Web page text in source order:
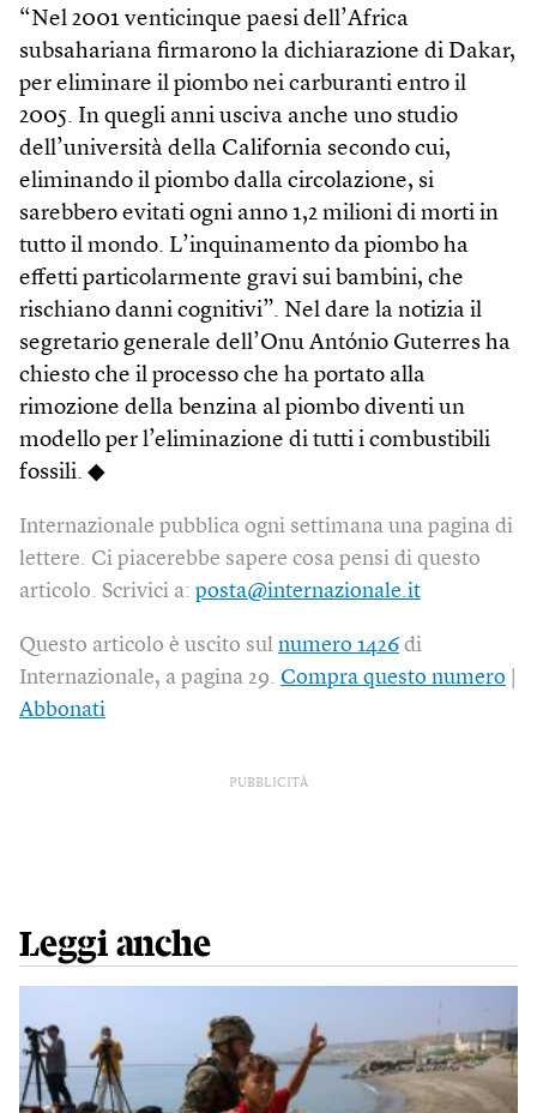
“Nel 2001 venticinque paesi dell’Africa
subsahariana firmarono la dichiarazione di Dakar,
per eliminare il piombo nei carburanti entro il
2005. In quegli anni usciva anche uno studio
dell’università della California secondo cui,
eliminando il piombo dalla circolazione, si
sarebbero evitati ogni anno 1,2 milioni di morti in
tutto il mondo. L’inquinamento da piombo ha
effetti particolarmente gravi sui bambini, che
rischiano danni cognitivi”. Nel dare la notizia il
segretario generale dell’Onu António Guterres ha
chiesto che il processo che ha portato alla
rimozione della benzina al piombo diventi un
modello per l’eliminazione di tutti i combustibili
fossili. ◆
Internazionale pubblica ogni settimana una pagina di
lettere. Ci piacerebbe sapere cosa pensi di questo
articolo. Scrivici a: posta@internazionale.it
Questo articolo è uscito sul numero 1426 di
Internazionale, a pagina 29. Compra questo numero
Abbonati
PUBBLICITÀ
Leggi anche